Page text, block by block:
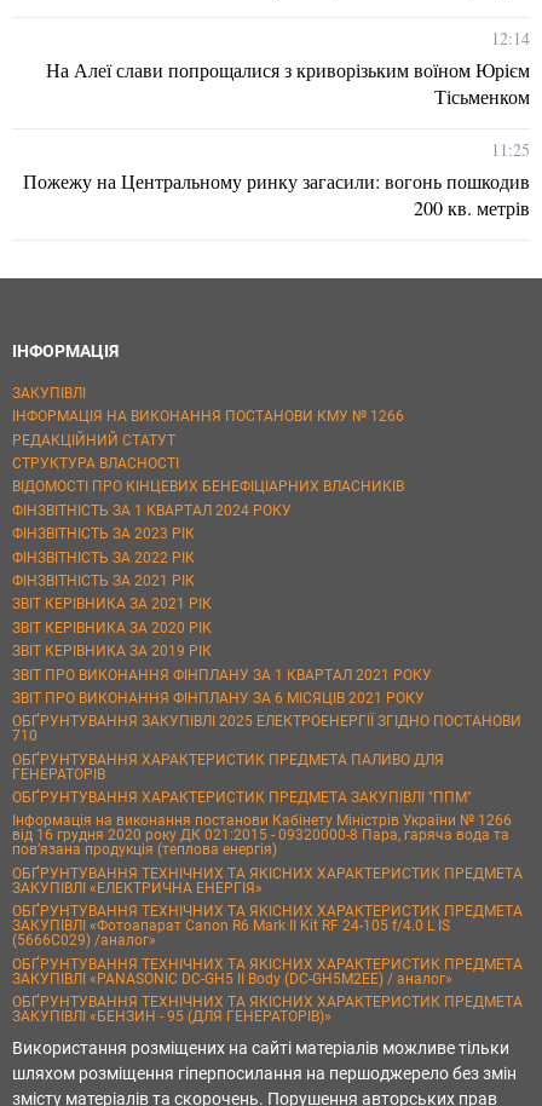
12:14
На Алеї слави попрощалися з криворізьким воїном Юрієм
Тісьменком
11:25
Пожежу на Центральному ринку загасили: вогонь пошкодив
200 кв. метрів
ІНФОРМАЦІЯ
ЗАКУПІВЛІ
ІНФОРМАЦІЯ НА ВИКОНАННЯ ПОСТАНОВИ КМУ № 1266
РЕДАКЦІЙНИЙ СТАТУТ
СТРУКТУРА ВЛАСНОСТІ
ВІДОМОСТІ ПРО КІНЦЕВИХ БЕНЕФІЦІАРНИХ ВЛАСНИКІВ
ФІНЗВІТНІСТЬ ЗА 1 КВАРТАЛ 2024 РОКУ
ФІНЗВІТНІСТЬ ЗА 2023 РІК
ФІНЗВІТНІСТЬ ЗА 2022 РІК
ФІНЗВІТНІСТЬ ЗА 2021 РІК
ЗВІТ КЕРІВНИКА ЗА 2021 РІК
ЗВІТ КЕРІВНИКА ЗА 2020 РІК
ЗВІТ КЕРІВНИКА ЗА 2019 РІК
ЗВІТ ПРО ВИКОНАННЯ ФІНПЛАНУ ЗА 1 КВАРТАЛ 2021 РОКУ
ЗВІТ ПРО ВИКОНАННЯ ФІНПЛАНУ ЗА 6 МІСЯЦІВ 2021 РОКУ
ОБҐРУНТУВАННЯ ЗАКУПІВЛІ 2025 ЕЛЕКТРОЕНЕРГІЇ ЗГІДНО ПОСТАНОВИ
710
ОБҐРУНТУВАННЯ ХАРАКТЕРИСТИК ПРЕДМЕТА ПАЛИВО ДЛЯ
ГЕНЕРАТОРІВ
ОБҐРУНТУВАННЯ ХАРАКТЕРИСТИК ПРЕДМЕТА ЗАКУПІВЛІ "ППМ"
Інформація на виконання постанови Кабінету Міністрів України № 1266
від 16 грудня 2020 року ДК 021:2015 - 09320000-8 Пара, гаряча вода та
пов’язана продукція (теплова енергія)
ОБҐРУНТУВАННЯ ТЕХНІЧНИХ ТА ЯКІСНИХ ХАРАКТЕРИСТИК ПРЕДМЕТА
ЗАКУПІВЛІ «ЕЛЕКТРИЧНА ЕНЕРГІЯ»
ОБҐРУНТУВАННЯ ТЕХНІЧНИХ ТА ЯКІСНИХ ХАРАКТЕРИСТИК ПРЕДМЕТА
ЗАКУПІВЛІ «Фотоапарат Canon R6 Mark II Kit RF 24-105 f/4.0 L IS
(5666C029) /аналог»
ОБҐРУНТУВАННЯ ТЕХНІЧНИХ ТА ЯКІСНИХ ХАРАКТЕРИСТИК ПРЕДМЕТА
ЗАКУПІВЛІ «PANASONIC DC-GH5 II Body (DC-GH5M2EE) / аналог»
ОБҐРУНТУВАННЯ ТЕХНІЧНИХ ТА ЯКІСНИХ ХАРАКТЕРИСТИК ПРЕДМЕТА
ЗАКУПІВЛІ «БЕНЗИН - 95 (ДЛЯ ГЕНЕРАТОРІВ)»
Використання розміщених на сайті матеріалів можливе тільки
шляхом розміщення гіперпосилання на першоджерело без змін
змісту матеріалів та скорочень. Порушення авторських прав